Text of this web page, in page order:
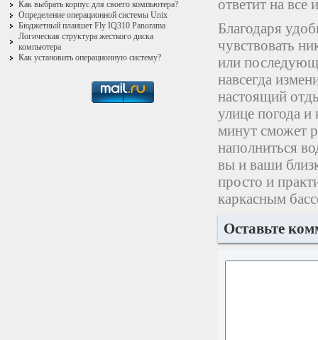
Как выбрать корпус для своего компьютера?
Определение операционной системы Unix
Бюджетный планшет Fly IQ310 Panorama
Логическая структура жесткого диска
компьютера
Как установить операционную систему?
ответит на
Благодаря
чувствовать
или
навсегда
настоящий
улице погода и
минут сможет
наполниться
вы и ваши
просто и
каркасным
Оставьте